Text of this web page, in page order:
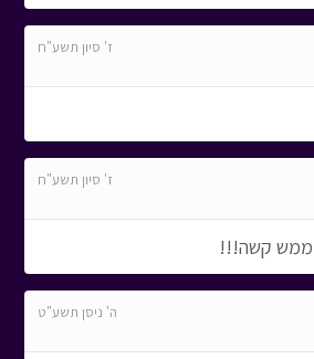
ז' סיון תשע"ח
ז' סיון תשע"ח
ה' ניסן תשע"ט